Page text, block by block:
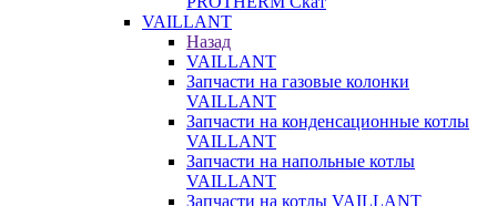
VAILLANT
Назад
VAILLANT
Запчасти на газовые колонки
VAILLANT
Запчасти на конденсационные котлы
VAILLANT
Запчасти на напольные котлы
VAILLANT
Запчасти на котлы VAILLANT